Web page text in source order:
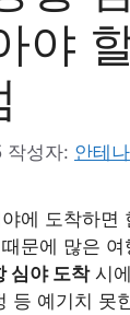
야
작성자: 안테나
에 도착하면
문에 많은
심야 도착시
등 예기치 못